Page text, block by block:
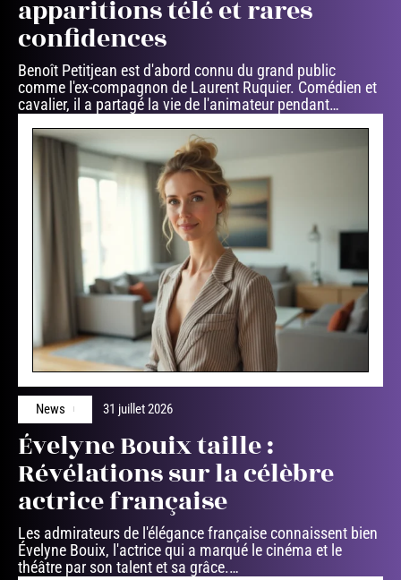
apparitions télé et rares
confidences
Benoît Petitjean est d'abord connu du grand public
comme l'ex-compagnon de Laurent Ruquier. Comédien et
cavalier, il a partagé la vie de l'animateur pendant…
News 31 juillet 2026
Évelyne Bouix taille :
Révélations sur la célèbre
actrice française
Les admirateurs de l'élégance française connaissent bien
Évelyne Bouix, l'actrice qui a marqué le cinéma et le
théâtre par son talent et sa grâce.…